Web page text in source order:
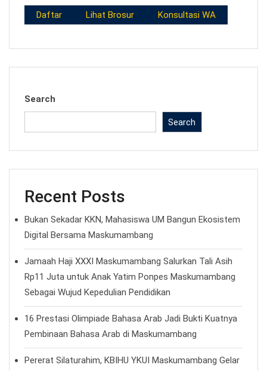
Daftar Lihat Brosur Konsultasi WA
Search
Search
Recent Posts
Bukan Sekadar KKN, Mahasiswa UM Bangun Ekosistem
Digital Bersama Maskumambang
Jamaah Haji XXXI Maskumambang Salurkan Tali Asih
Rp11 Juta untuk Anak Yatim Ponpes Maskumambang
Sebagai Wujud Kepedulian Pendidikan
16 Prestasi Olimpiade Bahasa Arab Jadi Bukti Kuatnya
Pembinaan Bahasa Arab di Maskumambang
Pererat Silaturahim, KBIHU YKUI Maskumambang Gelar